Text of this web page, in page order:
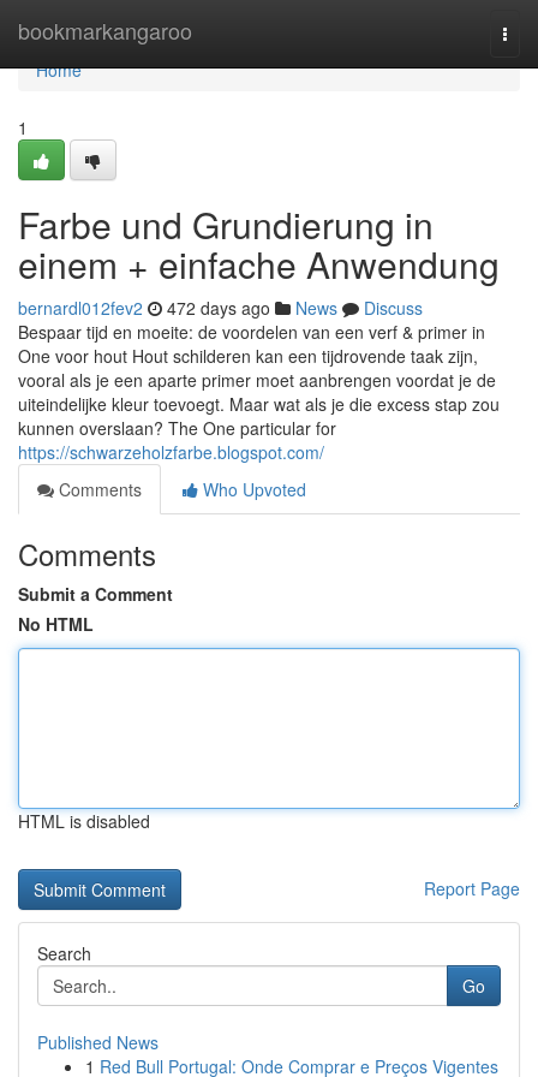
bookmarkangaroo
Home
Home
1
Farbe und Grundierung in
einem + einfache Anwendung
bernardl012fev2 472 days ago News
Discuss
Bespaar tijd en moeite: de voordelen van een verf & primer in
One voor hout Hout schilderen kan een tijdrovende taak zijn,
vooral als je een aparte primer moet aanbrengen voordat je de
uiteindelijke kleur toevoegt. Maar wat als je die excess stap zou
kunnen overslaan? The One particular for
https://schwarzeholzfarbe.blogspot.com/
Comments
Who Upvoted
Comments
Submit a Comment
No HTML
HTML is disabled
Report Page
Search
Go
Published News
1 Red Bull Portugal: Onde Comprar e Preços Vigentes